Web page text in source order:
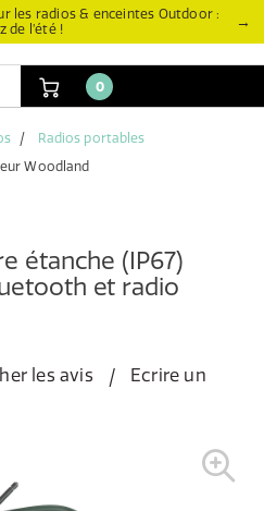
les radios & enceintes Outdoor :
de l’été !
→
0
Radios portables
Woodland
étanche (IP67)
et radio
les avis
Ecrire un